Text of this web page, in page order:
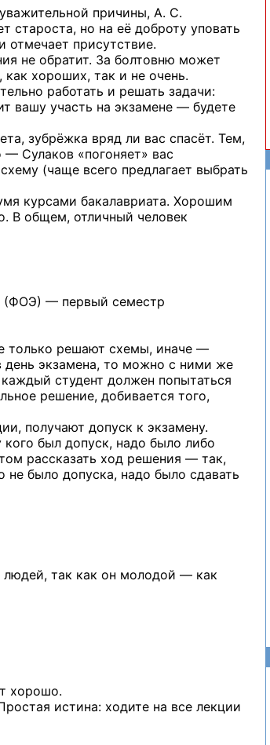
причины, А. С.
староста, но на её доброту уповать
отмечает присутствие.
не обратит. За болтовню может
хороших, так и не очень.
работать и решать задачи:
вашу участь на экзамене — будете
зубрёжка вряд ли вас спасёт. Тем,
Сулаков «погоняет» вас
(чаще всего предлагает выбрать
курсами бакалавриата. Хорошим
В общем, отличный человек
(ФОЭ) — первый семестр
только решают схемы, иначе —
день экзамена, то можно с ними же
студент должен попытаться
решение, добивается того,
получают допуск к экзамену.
был допуск, надо было либо
рассказать ход решения — так,
было допуска, надо было сдавать
людей, так как он молодой — как
хорошо.
истина: ходите на все лекции